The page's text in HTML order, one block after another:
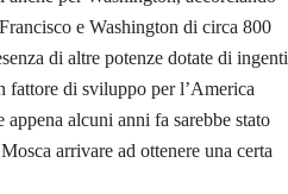
e Washington di circa 800
di altre potenze dotate di ingenti
fattore di sviluppo per l’America
alcuni anni fa sarebbe stato
arrivare ad ottenere una certa